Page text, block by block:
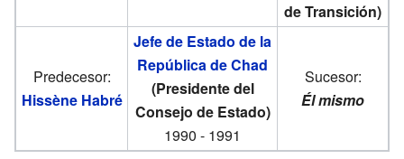
de Transición)
Predecesor:
Hissène Habré
Jefe de Estado de la
República de Chad
(Presidente del
Consejo de Estado)
1990 - 1991
Sucesor:
Él mismo